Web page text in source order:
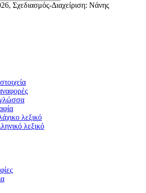
Σχεδιασμός-Διαχείριση: Νάνης
λεξικό
λεξικό